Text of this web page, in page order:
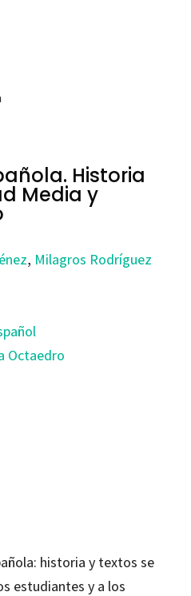
Historia
Media y
, Milagros Rodríguez
Octaedro
historia y textos se
estudiantes y a los